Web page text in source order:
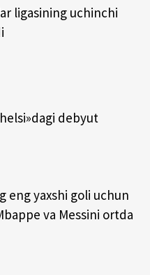
ligasining uchinchi
debyut
eng yaxshi goli uchun
va Messini ortda